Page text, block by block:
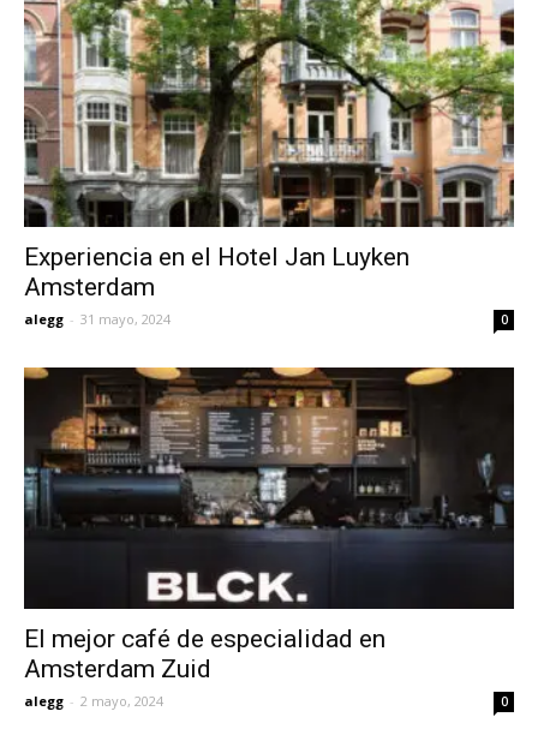
Experiencia en el Hotel Jan Luyken
Amsterdam
alegg - 31 mayo, 2024 0
El mejor café de especialidad en
Amsterdam Zuid
alegg - 2 mayo, 2024 0